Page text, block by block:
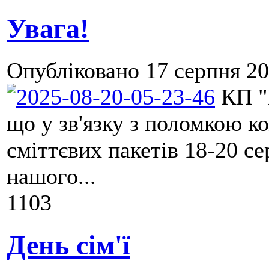
Увага!
Опубліковано 17 серпня
КП
що у зв'язку з поломкою
сміттєвих пакетів 18-20
нашого...
1103
День сім'ї